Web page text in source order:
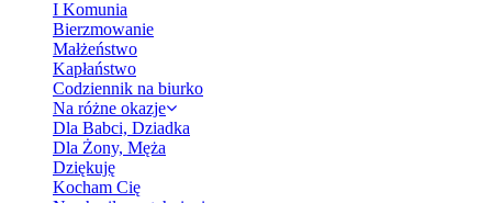
I Komunia
Bierzmowanie
Małżeństwo
Kapłaństwo
Codziennik na biurko
Na różne okazje
Dla Babci, Dziadka
Dla Żony, Męża
Dziękuję
Kocham Cię